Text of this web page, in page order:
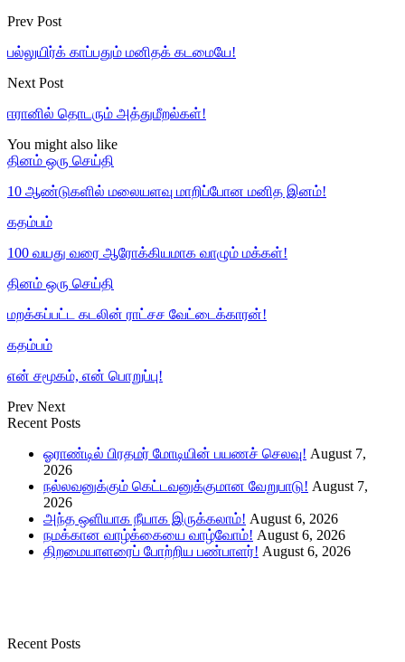
Prev Post
பல்லுயிர்க் காப்பதும் மனிதக் கடமையே!
Next Post
ஈரானில் தொடரும் அத்துமீறல்கள்!
You might also like
தினம் ஒரு செய்தி
10 ஆண்டுகளில் மலையளவு மாறிப்போன மனித இனம்!
கதம்பம்
100 வயது வரை ஆரோக்கியமாக வாழும் மக்கள்!
தினம் ஒரு செய்தி
மறக்கப்பட்ட கடலின் ராட்சச வேட்டைக்காரன்!
கதம்பம்
என் சமூகம், என் பொறுப்பு!
Prev Next
Recent Posts
ஓராண்டில் பிரதமர் மோடியின் பயணச் செலவு! August 7,
2026
நல்லவனுக்கும் கெட்டவனுக்குமான வேறுபாடு! August 7,
2026
அந்த ஒளியாக நீயாக இருக்கலாம்! August 6, 2026
நமக்கான வாழ்க்கையை வாழ்வோம்! August 6, 2026
திறமையாளரைப் போற்றிய பண்பாளர்! August 6, 2026
Recent Posts